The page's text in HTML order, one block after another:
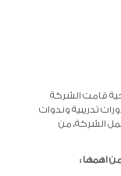
قامت الشركة
تدريبية وندوات
الشركة، من
من اهمها :